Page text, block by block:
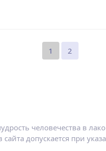
1 2
человечества в
допускается при